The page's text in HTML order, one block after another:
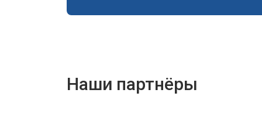
Наши партнёры